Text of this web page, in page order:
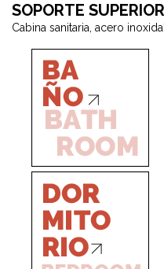
SOPORTE SUPERIOR
Cabina sanitaria, acero